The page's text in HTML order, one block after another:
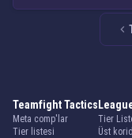
Teamfight Tactics
Meta comp'lar
Tier listesi
Tier
Üst